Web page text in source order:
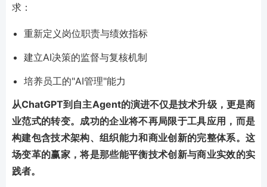
求：
重新定义岗位职责与绩效指标
建立AI决策的监督与复核机制
培养员工的"AI管理"能力
从ChatGPT到自主Agent的演进不仅是技术升级，更是商
业范式的转变。成功的企业将不再局限于工具应用，而是
构建包含技术架构、组织能力和商业创新的完整体系。这
场变革的赢家，将是那些能平衡技术创新与商业实效的实
践者。